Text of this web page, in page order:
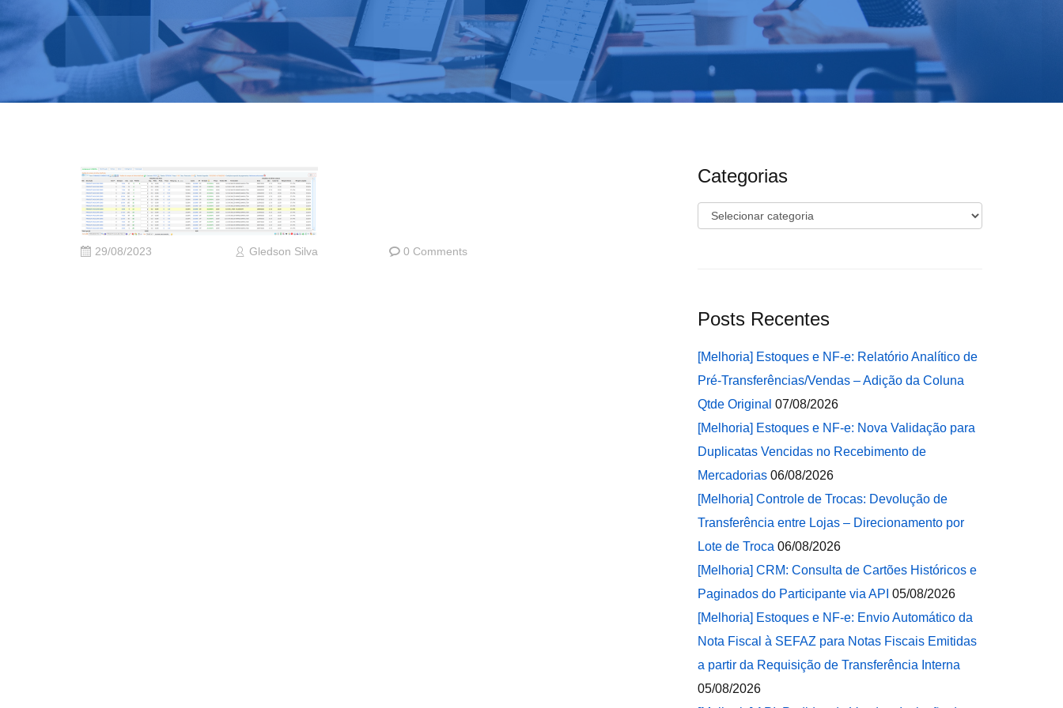
29/08/2023 Gledson Silva 0 Comments
Categorias
Categorias
Posts Recentes
[Melhoria] Estoques e NF-e: Relatório Analítico de
Pré-Transferências/Vendas – Adição da Coluna
Qtde Original 07/08/2026
[Melhoria] Estoques e NF-e: Nova Validação para
Duplicatas Vencidas no Recebimento de
Mercadorias 06/08/2026
[Melhoria] Controle de Trocas: Devolução de
Transferência entre Lojas – Direcionamento por
Lote de Troca 06/08/2026
[Melhoria] CRM: Consulta de Cartões Históricos e
Paginados do Participante via API 05/08/2026
[Melhoria] Estoques e NF-e: Envio Automático da
Nota Fiscal à SEFAZ para Notas Fiscais Emitidas
a partir da Requisição de Transferência Interna
05/08/2026